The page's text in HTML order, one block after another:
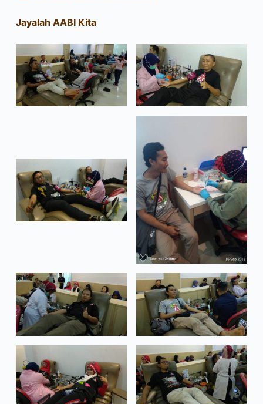
Jayalah AABI Kita